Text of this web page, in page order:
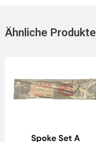
Ähnliche Produkte